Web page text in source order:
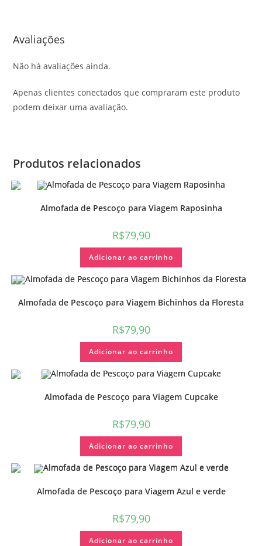
Avaliações
Não há avaliações ainda.
Apenas clientes conectados que compraram este produto
podem deixar uma avaliação.
Produtos relacionados
Almofada de Pescoço para Viagem Raposinha
R$79,90
Adicionar ao carrinho
Almofada de Pescoço para Viagem Bichinhos da Floresta
R$79,90
Adicionar ao carrinho
Almofada de Pescoço para Viagem Cupcake
R$79,90
Adicionar ao carrinho
Almofada de Pescoço para Viagem Azul e verde
R$79,90
Adicionar ao carrinho